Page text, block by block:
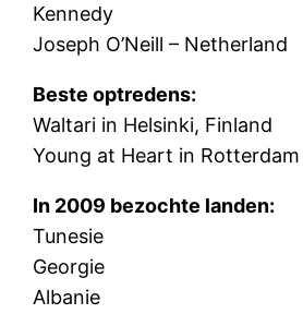
Kennedy
Joseph O’Neill – Netherland
Beste optredens:
Waltari in Helsinki, Finland
Young at Heart in Rotterdam
In 2009 bezochte landen:
Tunesie
Georgie
Albanie